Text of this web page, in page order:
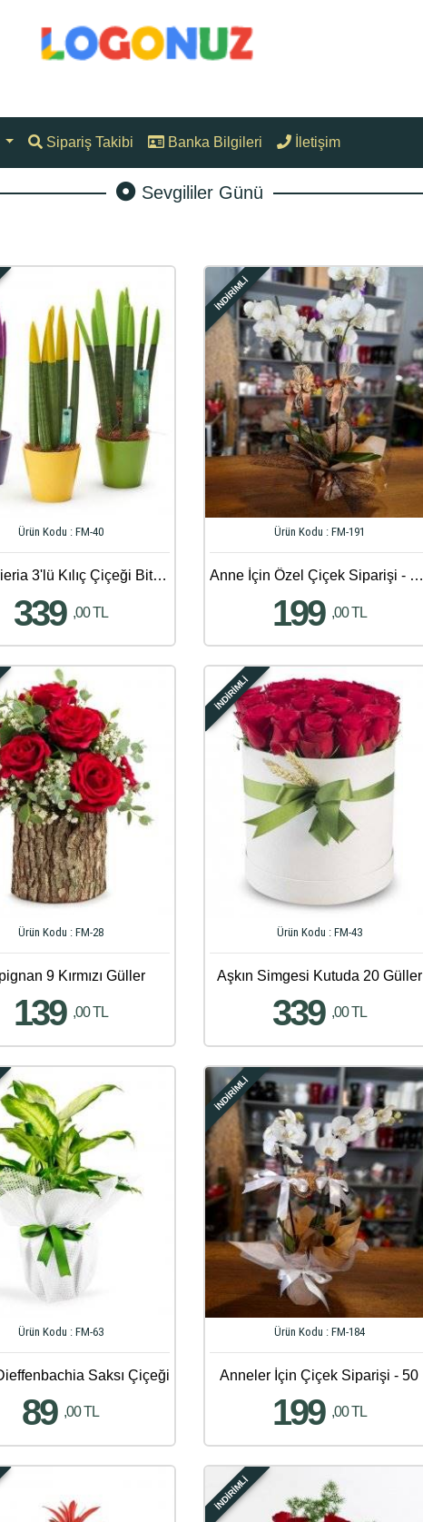
Sipariş Takibi Banka Bilgileri İletişim
Sevgililer Günü
Ürün Kodu : FM-40
Sansevieria 3'lü Kılıç Çiçeği Bitkisi
339 ,00 TL
İNDİRİMLİ
Ürün Kodu : FM-191
Anne İçin Özel Çiçek Siparişi - 726
199 ,00 TL
Ürün Kodu : FM-28
9 Kırmızı Güller
139 ,00 TL
İNDİRİMLİ
Ürün Kodu : FM-43
Aşkın Simgesi Kutuda 20 Güller
339 ,00 TL
Ürün Kodu : FM-63
Saksı Çiçeği
89 ,00 TL
İNDİRİMLİ
Ürün Kodu : FM-184
Anneler İçin Çiçek Siparişi - 50
199 ,00 TL
İNDİRİMLİ